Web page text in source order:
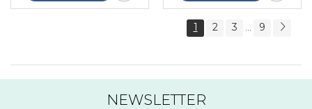
1 2 3 9
NEWSLETTER